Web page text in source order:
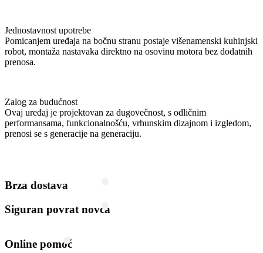
Jednostavnost upotrebe
Pomicanjem uređaja na bočnu stranu postaje višenamenski kuhinjski
robot, montaža nastavaka direktno na osovinu motora bez dodatnih
prenosa.
Zalog za budućnost
Ovaj uređaj je projektovan za dugovečnost, s odličnim
performansama, funkcionalnošću, vrhunskim dizajnom i izgledom,
prenosi se s generacije na generaciju.
Brza dostava
Siguran povrat novca
Online pomoć